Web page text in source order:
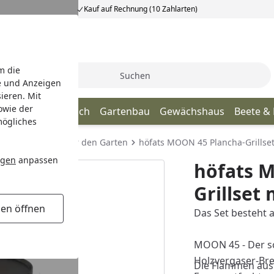
die
Anzeigen
Mit
der
anpassen
öffnen
Kauf auf Rechnung (10 Zahlarten)
Suche
Terrassendach Gartenbau Gewächshaus Beete
Feuerschalen für den Garten höfats MOON 45 Plancha-
höfats
Grillset
Das Set besteht
MOON 45 - Der
Holzvergaser-
Die Flammen